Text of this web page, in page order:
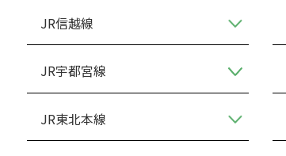
JR信越線
JR宇都宮線
JR東北本線